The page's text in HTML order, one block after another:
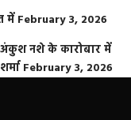
में February 3, 2026
अंकुश नशे के कारोबार में
February 3, 2026